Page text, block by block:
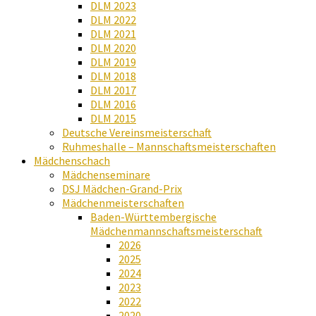
DLM 2023
DLM 2022
DLM 2021
DLM 2020
DLM 2019
DLM 2018
DLM 2017
DLM 2016
DLM 2015
Deutsche Vereinsmeisterschaft
Ruhmeshalle – Mannschaftsmeisterschaften
Mädchenschach
Mädchenseminare
DSJ Mädchen-Grand-Prix
Mädchenmeisterschaften
Baden-Württembergische
Mädchenmannschaftsmeisterschaft
2026
2025
2024
2023
2022